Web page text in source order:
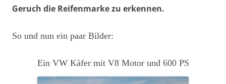
Geruch die Reifenmarke zu erkennen.
So und nun ein paar Bilder:
Ein VW Käfer mit V8 Motor und 600 PS